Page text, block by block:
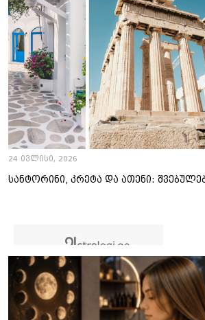
24 ივლისი, 2026
სანტორინი, კრეტა და ათენი: